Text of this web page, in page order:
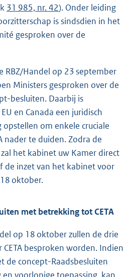
31 985, nr. 42). Onder leiding
is sindsdien in het
gesproken over de
RBZ/Handel op 23 september
Ministers gesproken over de
besluiten. Daarbij is
en Canada een juridisch
om enkele cruciale
nader te duiden. Zodra de
het kabinet uw Kamer direct
de inzet van het kabinet voor
oktober.
met betrekking tot CETA
op 18 oktober zullen de drie
CETA besproken worden. Indien
de concept-Raadsbesluiten